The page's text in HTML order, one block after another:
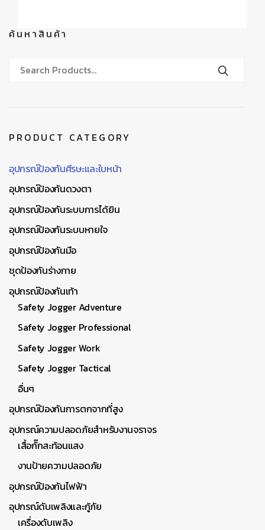
ค้นหาสินค้า
PRODUCT CATEGORY
อุปกรณ์ป้องกันศีรษะและใบหน้า
อุปกรณ์ป้องกันดวงตา
อุปกรณ์ป้องกันระบบการได้ยิน
อุปกรณ์ป้องกันระบบหายใจ
อุปกรณ์ป้องกันมือ
ชุดป้องกันร่างกาย
อุปกรณ์ป้องกันเท้า
Safety Jogger Adventure
Safety Jogger Professional
Safety Jogger Work
Safety Jogger Tactical
อื่นๆ
อุปกรณ์ป้องกันการตกจากที่สูง
อุปกรณ์ความปลอดภัยสำหรับงานจราจร
เสื้อกั๊กสะท้อนแสง
งานป้ายความปลอดภัย
อุปกรณ์ป้องกันไฟฟ้า
อุปกรณ์ดับเพลิงและกู้ภัย
เครื่องดับเพลิง